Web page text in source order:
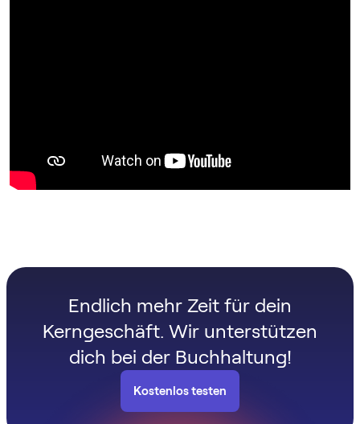
Endlich mehr Zeit für dein
Kerngeschäft. Wir unterstützen
dich bei der Buchhaltung!
Kostenlos testen